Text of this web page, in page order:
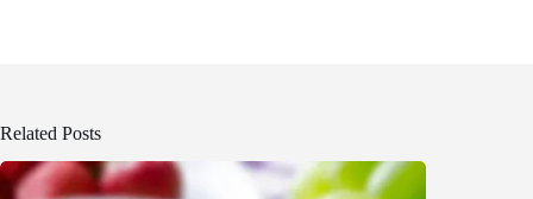
Related Posts